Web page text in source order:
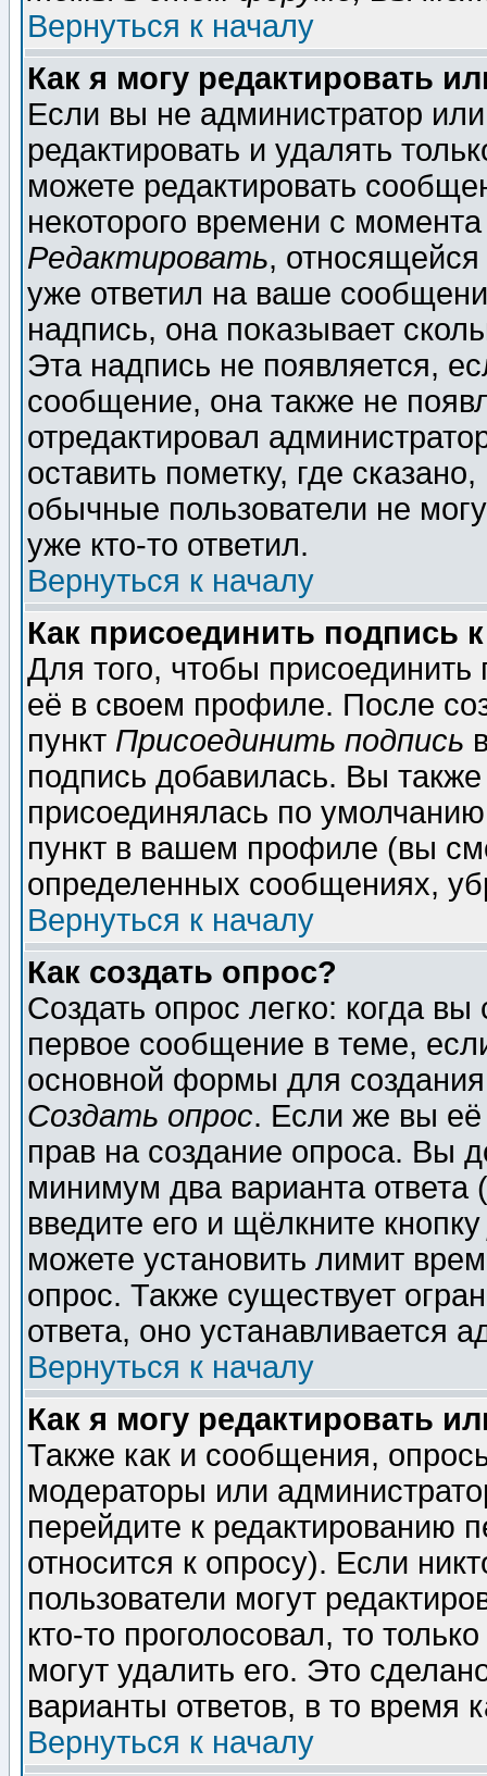
Вернуться к началу
Как я могу редактировать
Если вы не администратор
редактировать и удалять
можете редактировать
некоторого времени с
Редактировать,
уже ответил на ваше
надпись, она показывает
Эта надпись не появляется,
сообщение, она также не
отредактировал
оставить пометку, где
обычные пользователи не
уже кто-то ответил.
Вернуться к началу
Как присоединить подпись
Для того, чтобы
её в своем профиле. После
пункт Присоединить подпись
подпись добавилась. Вы
присоединялась по
пункт в вашем профиле (вы
определенных сообщениях,
Вернуться к началу
Как создать опрос?
Создать опрос легко: когда
первое сообщение в теме,
основной формы для
Создать опрос. Если же вы её
прав на создание опроса. Вы
минимум два варианта ответа
введите его и щёлкните
можете установить лимит
опрос. Также существует
ответа, оно устанавливается
Вернуться к началу
Как я могу редактировать
Также как и сообщения,
модераторы или
перейдите к редактированию
относится к опросу). Если
пользователи могут
кто-то проголосовал, то
могут удалить его. Это
варианты ответов, в то время
Вернуться к началу